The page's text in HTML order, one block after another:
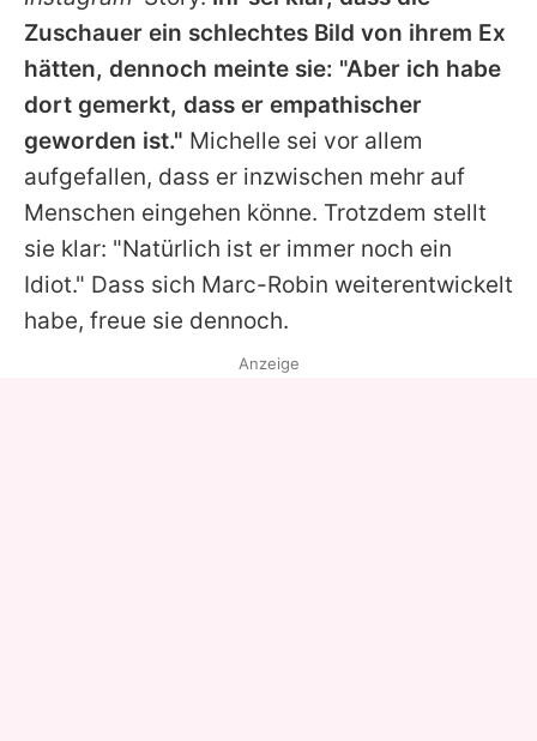
Zuschauer ein schlechtes Bild von ihrem Ex
hätten, dennoch meinte sie: "Aber ich habe
dort gemerkt, dass er empathischer
geworden ist." Michelle sei vor allem
aufgefallen, dass er inzwischen mehr auf
Menschen eingehen könne. Trotzdem stellt
sie klar: "Natürlich ist er immer noch ein
Idiot." Dass sich Marc-Robin weiterentwickelt
habe, freue sie dennoch.
Anzeige